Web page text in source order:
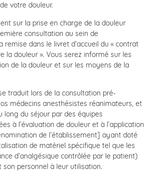
votre douleur.
sur la prise en charge de la douleur
consultation au sein de
remise dans le livret d’accueil du « contrat
la douleur ». Vous serez informé sur les
de la douleur et sur les moyens de la
traduit lors de la consultation pré-
médecins anesthésistes réanimateurs, et
long du séjour par des équipes
à l’évaluation de douleur et à l’application
de l’établissement] ayant doté
de matériel spécifique tel que les
d’analgésique contrôlée par le patient)
personnel à leur utilisation.